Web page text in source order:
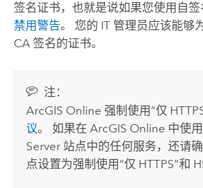
签名证书，也就是说如果您使用自
禁用警告。 您的 IT 管理员应该能够
CA 签名的证书。
注：
ArcGIS Online 强制使用“仅
议。 如果在ArcGIS Online 中使
Server 站点中的任何服务，还请
点设置为强制使用“仅 HTTPS”和